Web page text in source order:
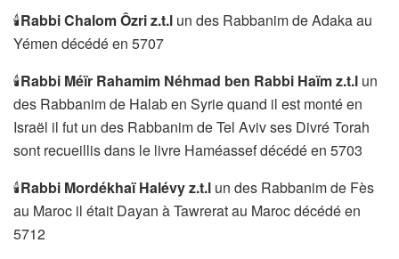
🕯Rabbi Chalom Ôzri z.t.l un des Rabbanim de Adaka au
Yémen décédé en 5707
🕯Rabbi Méïr Rahamim Néhmad ben Rabbi Haïm z.t.l un
des Rabbanim de Halab en Syrie quand il est monté en
Israël il fut un des Rabbanim de Tel Aviv ses Divré Torah
sont recueillis dans le livre Haméassef décédé en 5703
🕯Rabbi Mordékhaï Halévy z.t.l un des Rabbanim de Fès
au Maroc il était Dayan à Tawrerat au Maroc décédé en
5712